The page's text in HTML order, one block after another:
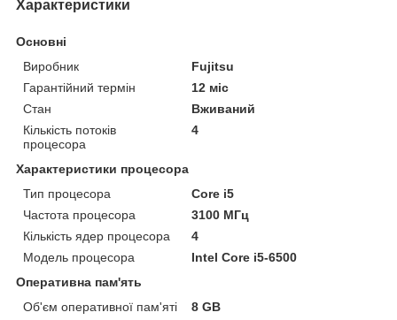
Характеристики
Основні
Виробник
Fujitsu
Гарантійний термін
12 міс
Стан
Вживаний
Кількість потоків
процесора
4
Характеристики процесора
Тип процесора
Core i5
Частота процесора
3100 МГц
Кількість ядер процесора
4
Модель процесора
Intel Core i5-6500
Оперативна пам'ять
Об'єм оперативної пам'яті
8 GB